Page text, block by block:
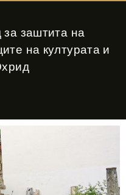
заштита на
на културата и